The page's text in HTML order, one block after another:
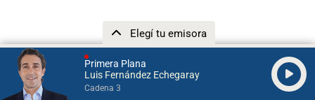
Primera Plana
Luis Fernández Echegaray
Cadena 3
Elegí tu emisora